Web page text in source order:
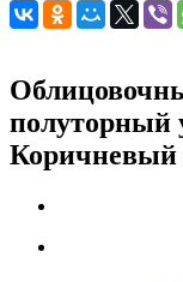
Коричневый